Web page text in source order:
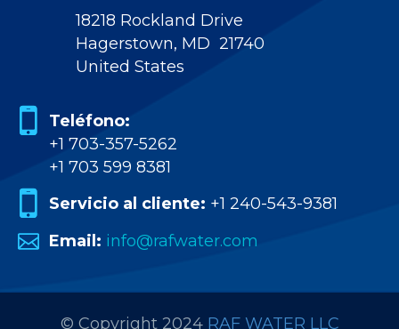
18218 Rockland Drive
Hagerstown, MD 21740
United States


Teléfono:
+1 703-357-5262
+1 703 599 8381

 Servicio al cliente: +1 240-543-9381

 Email: info@rafwater.com
© Copyright 2024 RAF WATER LLC